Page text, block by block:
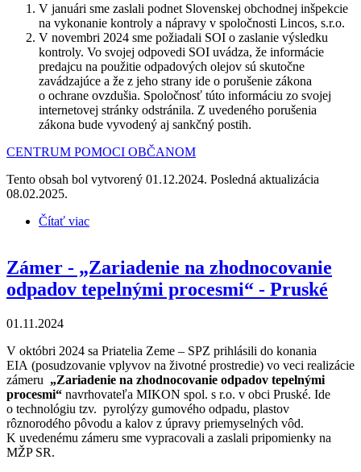
V januári sme zaslali podnet Slovenskej obchodnej inšpekcie
na vykonanie kontroly a nápravy v spoločnosti Lincos, s.r.o.
V novembri 2024 sme požiadali SOI o zaslanie výsledku
kontroly. Vo svojej odpovedi SOI uvádza, že informácie
predajcu na použitie odpadových olejov sú skutočne
zavádzajúce a že z jeho strany ide o porušenie zákona
o ochrane ovzdušia. Spoločnosť túto informáciu zo svojej
internetovej stránky odstránila. Z uvedeného porušenia
zákona bude vyvodený aj sankčný postih.
CENTRUM POMOCI OBČANOM
Tento obsah bol vytvorený 01.12.2024. Posledná aktualizácia
08.02.2025.
Čítať viac
Zámer - „Zariadenie na zhodnocovanie
odpadov tepelnými procesmi“ - Pruské
01.11.2024
V októbri 2024 sa Priatelia Zeme – SPZ prihlásili do konania
EIA (posudzovanie vplyvov na životné prostredie) vo veci realizácie
zámeru „Zariadenie na zhodnocovanie odpadov tepelnými
procesmi“ navrhovateľa MIKON spol. s r.o. v obci Pruské. Ide
o technológiu tzv. pyrolýzy gumového odpadu, plastov
rôznorodého pôvodu a kalov z úpravy priemyselných vôd.
K uvedenému zámeru sme vypracovali a zaslali pripomienky na
MŽP SR.